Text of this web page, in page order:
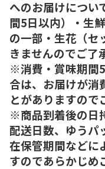
へのお届けについ
間5日以内）・生
の一部・生花（セ
きませんのでご了
※消費・賞味期間
合は、お届けが消
とがありますので
※商品到着後の日
配送日数、ゆうパ
在保管期間などに
すのであらかじめ